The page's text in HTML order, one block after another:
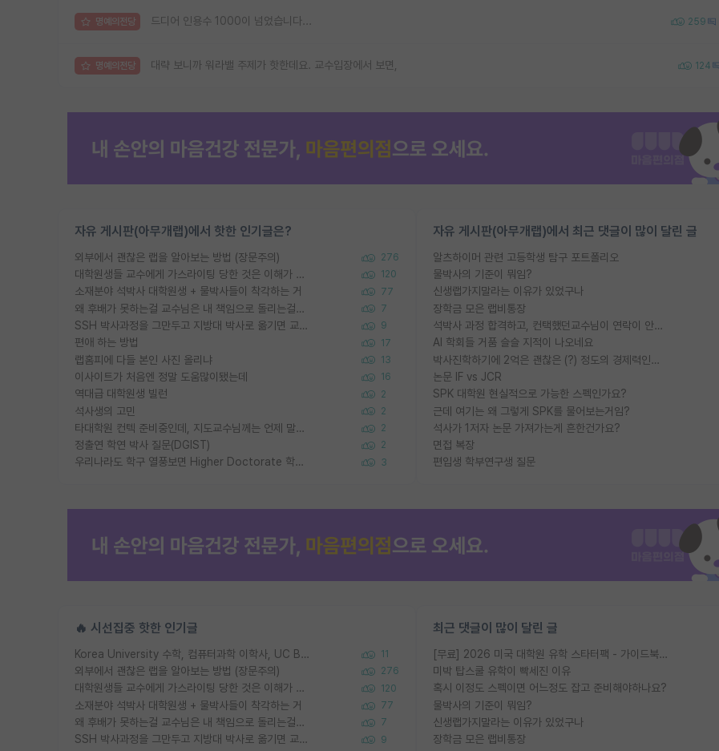
명예의전당 드디어 인용수 1000이 넘었습니다... 259
명예의전당 대략 보니까 워라밸 주제가 핫한데요. 교수입장에서 보면, 124
자유 게시판(아무개랩)에서 핫한 인기글은?
외부에서 괜찮은 랩을 알아보는 방법 (장문주의) 276
대학원생들 교수에게 가스라이팅 당한 것은 이해가 갑니다. 안타깝네요. 120
소재분야 석박사 대학원생 + 물박사들이 착각하는 거 77
왜 후배가 못하는걸 교수님은 내 책임으로 돌리는걸까요? 7
SSH 박사과정을 그만두고 지방대 박사로 옮기면 교수의 꿈은 끝일까요? 9
편애 하는 방법 17
랩홈피에 다들 본인 사진 올리냐 13
이사이트가 처음엔 정말 도움많이됐는데 16
역대급 대학원생 빌런 2
석사생의 고민 2
타대학원 컨텍 준비중인데, 지도교수님께는 언제 말씀드려야 할까요? 2
정출연 학연 박사 질문(DGIST) 2
우리나라도 학구 열풍보면 Higher Doctorate 학위가 필요하다고 봅니다. 3
자유 게시판(아무개랩)에서 최근 댓글이 많이 달린 글
알츠하이머 관련 고등학생 탐구 포트폴리오
물박사의 기준이 뭐임?
신생랩가지말라는 이유가 있었구나
장학금 모은 랩비통장
석박사 과정 합격하고, 컨택했던교수님이 연락이 안됩니다...
AI 학회들 거품 슬슬 지적이 나오네요
박사진학하기에 2억은 괜찮은 (?) 정도의 경제력인가요
논문 IF vs JCR
SPK 대학원 현실적으로 가능한 스펙인가요?
근데 여기는 왜 그렇게 SPK를 물어보는거임?
석사가 1저자 논문 가져가는게 흔한건가요?
면접 복장
편입생 학부연구생 질문
🔥 시선집중 핫한 인기글
Korea University 수학, 컴퓨터과학 이학사, UC Berkeley 산업공학 대학원 공학박사가 되는 것은 쉽지 않겠죠? 11
외부에서 괜찮은 랩을 알아보는 방법 (장문주의) 276
대학원생들 교수에게 가스라이팅 당한 것은 이해가 갑니다. 안타깝네요. 120
소재분야 석박사 대학원생 + 물박사들이 착각하는 거 77
왜 후배가 못하는걸 교수님은 내 책임으로 돌리는걸까요? 7
SSH 박사과정을 그만두고 지방대 박사로 옮기면 교수의 꿈은 끝일까요? 9
최근 댓글이 많이 달린 글
[무료] 2026 미국 대학원 유학 스타터팩 - 가이드북 & 합격자 컨택메일 템플릿
미박 탑스쿨 유학이 빡세진 이유
혹시 이정도 스펙이면 어느정도 잡고 준비해야하나요?
물박사의 기준이 뭐임?
신생랩가지말라는 이유가 있었구나
장학금 모은 랩비통장